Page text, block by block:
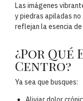
Las imágenes
y piedras apiladas
reflejan la esencia
¿Por
Centro?
Ya sea que busques: